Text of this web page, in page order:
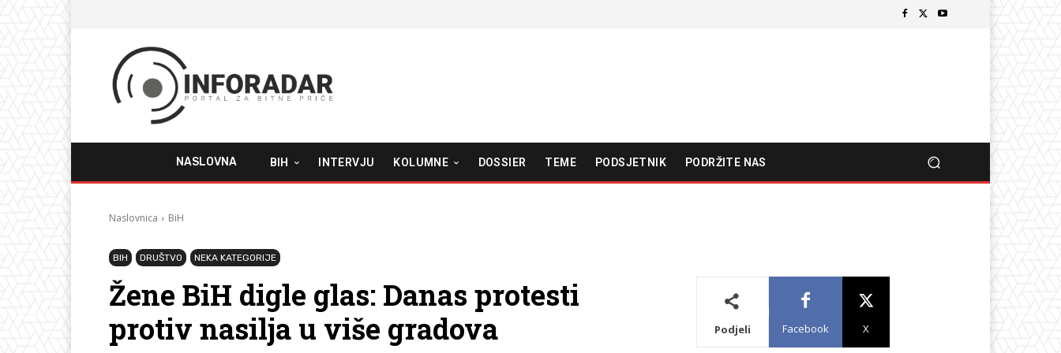
NASLOVNA BIH INTERVJU KOLUMNE DOSSIER TEME PODSJETNIK PODRŽITE NAS
Naslovnica BiH
BIH DRUŠTVO NEKA KATEGORIJE
Žene BiH digle glas: Danas protesti
protiv nasilja u više gradova
Podjeli Facebook X